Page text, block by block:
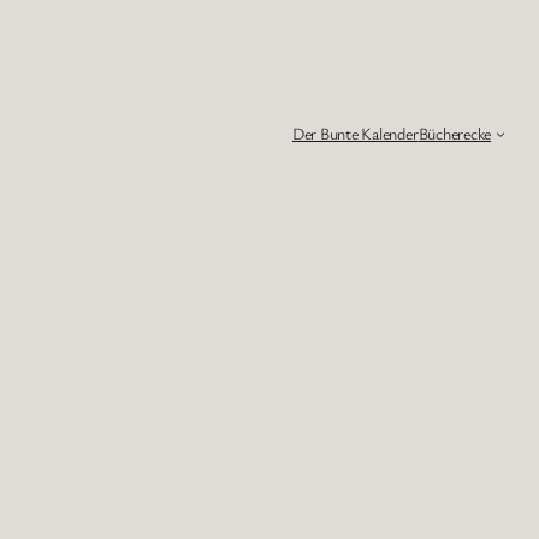
Der Bunte KalenderBücherecke